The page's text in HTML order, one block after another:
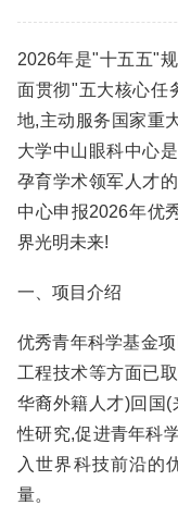
2026年是"十五五"
面贯彻"五大核心任
地,主动服务国家重
大学中山眼科中心
孕育学术领军人才
中心申报2026年优
界光明未来!
一、项目介绍
优秀青年科学基金
工程技术等方面已
华裔外籍人才)回国
性研究,促进青年科
入世界科技前沿的
量。